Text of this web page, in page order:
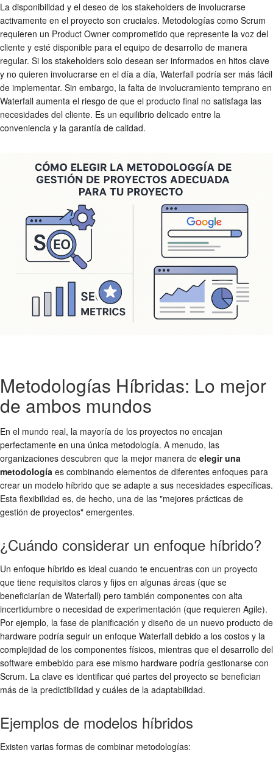
La disponibilidad y el deseo de los stakeholders de involucrarse
activamente en el proyecto son cruciales. Metodologías como Scrum
requieren un Product Owner comprometido que represente la voz del
cliente y esté disponible para el equipo de desarrollo de manera
regular. Si los stakeholders solo desean ser informados en hitos clave
y no quieren involucrarse en el día a día, Waterfall podría ser más fácil
de implementar. Sin embargo, la falta de involucramiento temprano en
Waterfall aumenta el riesgo de que el producto final no satisfaga las
necesidades del cliente. Es un equilibrio delicado entre la
conveniencia y la garantía de calidad.
Metodologías Híbridas: Lo mejor
de ambos mundos
En el mundo real, la mayoría de los proyectos no encajan
perfectamente en una única metodología. A menudo, las
organizaciones descubren que la mejor manera de elegir una
metodología es combinando elementos de diferentes enfoques para
crear un modelo híbrido que se adapte a sus necesidades específicas.
Esta flexibilidad es, de hecho, una de las "mejores prácticas de
gestión de proyectos" emergentes.
¿Cuándo considerar un enfoque híbrido?
Un enfoque híbrido es ideal cuando te encuentras con un proyecto
que tiene requisitos claros y fijos en algunas áreas (que se
beneficiarían de Waterfall) pero también componentes con alta
incertidumbre o necesidad de experimentación (que requieren Agile).
Por ejemplo, la fase de planificación y diseño de un nuevo producto de
hardware podría seguir un enfoque Waterfall debido a los costos y la
complejidad de los componentes físicos, mientras que el desarrollo del
software embebido para ese mismo hardware podría gestionarse con
Scrum. La clave es identificar qué partes del proyecto se benefician
más de la predictibilidad y cuáles de la adaptabilidad.
Ejemplos de modelos híbridos
Existen varias formas de combinar metodologías: